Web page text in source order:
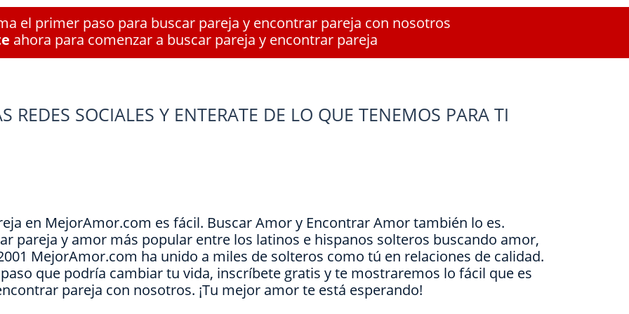
el primer paso para buscar pareja y encontrar pareja con nosotros
ahora para comenzar a buscar pareja y encontrar pareja
REDES SOCIALES Y ENTERATE DE LO QUE TENEMOS PARA TI
en MejorAmor.com es fácil. Buscar Amor y Encontrar Amor también lo es.
pareja y amor más popular entre los latinos e hispanos solteros buscando amor,
MejorAmor.com ha unido a miles de solteros como tú en relaciones de calidad.
que podría cambiar tu vida, inscríbete gratis y te mostraremos lo fácil que es
pareja con nosotros. ¡Tu mejor amor te está esperando!